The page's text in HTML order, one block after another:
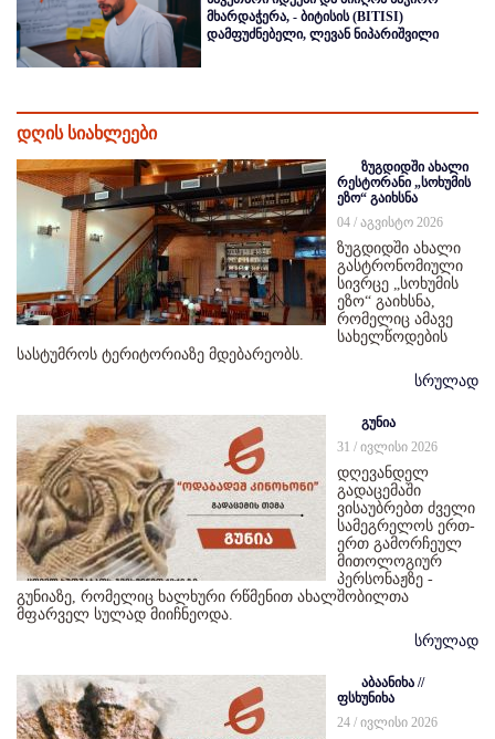
მხარდაჭერა, - ბიტისის (BITISI)
დამფუძნებელი, ლევან ნიპარიშვილი
დღის სიახლეები
ზუგდიდში ახალი
რესტორანი „სოხუმის
ეზო“ გაიხსნა
04 / აგვისტო 2026
ზუგდიდში ახალი
გასტრონომიული
სივრცე „სოხუმის
ეზო“ გაიხსნა,
რომელიც ამავე
სახელწოდების
სასტუმროს ტერიტორიაზე მდებარეობს.
სრულად
გუნია
31 / ივლისი 2026
დღევანდელ
გადაცემაში
ვისაუბრებთ ძველი
სამეგრელოს ერთ-
ერთ გამორჩეულ
მითოლოგიურ
პერსონაჟზე -
გუნიაზე, რომელიც ხალხური რწმენით ახალშობილთა
მფარველ სულად მიიჩნეოდა.
სრულად
აბაანიხა //
ფსხუნიხა
24 / ივლისი 2026